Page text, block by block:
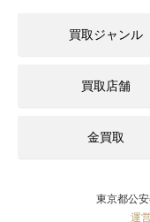
買取ジャンル
買取店舗
金買取
東京都公
運